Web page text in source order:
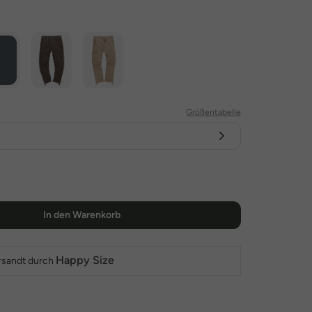
Größentabelle
In den Warenkorb
durch Happy Size